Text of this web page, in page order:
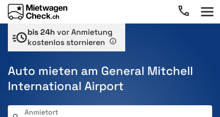
bis 24h vor Anmietung
kostenlos stornieren
Auto mieten am General Mitchell
International Airport
Anmietort